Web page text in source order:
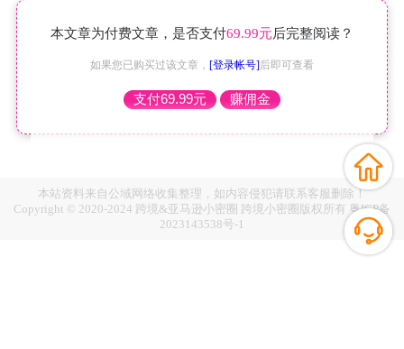
本文章为付费文章，是否支付69.99元后完整阅读？
如果您已购买过该文章， [登录帐号]后即可查看
支付69.99元 赚佣金
本站资料来自公域网络收集整理，如内容侵犯请联系客服删除！
Copyright © 2020-2024 跨境&亚马逊小密圈 跨境小密圈版权所有 粤ICP备
2023143538号-1